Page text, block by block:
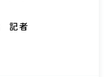
記者